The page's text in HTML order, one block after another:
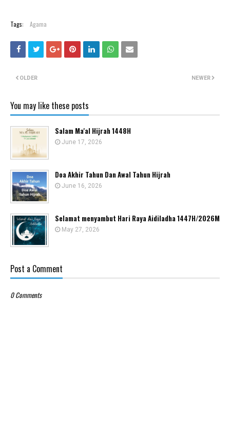
Tags: Agama
NEWER
OLDER
You may like these posts
Salam Ma'al Hijrah 1448H
June 17, 2026
Doa Akhir Tahun Dan Awal Tahun Hijrah
June 16, 2026
Selamat menyambut Hari Raya Aidiladha 1447H/2026M
May 27, 2026
Post a Comment
0 Comments